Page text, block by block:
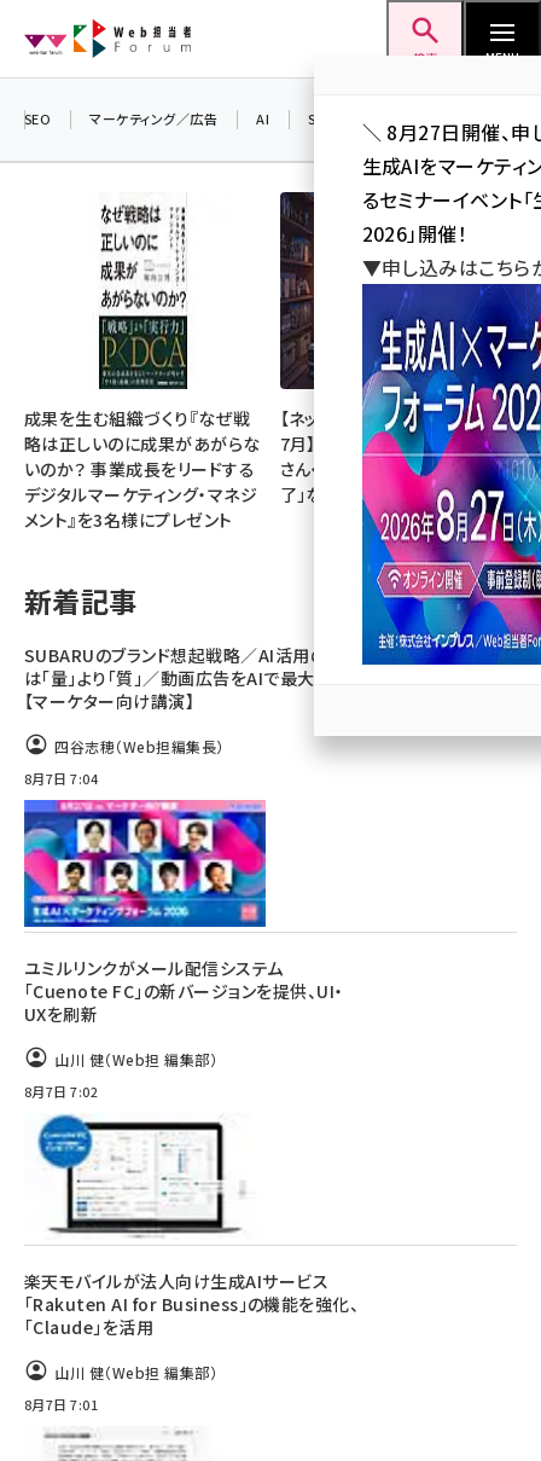
ン
検索 MENU
seo (3538)
ai (2820)
youtube (2444)
note (2322)
セミナー (2315)
z世代 (1629)
llmo (1167)
SEO マーケティング／広告 AI SNS
成果を生む組織づくり『なぜ戦
略は正しいのに成果があがらな
いのか？ 事業成長をリードする
デジタルマーケティング・マネジ
メント』を3名様にプレゼント
【ネットミーム振り返り・2026年
7月】「映画ちいかわ」「佐藤二朗
さん・橋本愛さん」「POPOPO終
了」など
新着記事
SUBARUのブランド想起戦略／AI活用のカギ
は「量」より「質」／動画広告をAIで最大化
【マーケター向け講演】
四谷志穂（Web担編集長）
8月7日 7:04
ユミルリンクがメール配信システム
「Cuenote FC」の新バージョンを提供、UI・
UXを刷新
山川 健（Web担 編集部）
8月7日 7:02
楽天モバイルが法人向け生成AIサービス
「Rakuten AI for Business」の機能を強化、
「Claude」を活用
山川 健（Web担 編集部）
8月7日 7:01
＼ 8月27日開催、申
生成AIをマーケティ
るセミナーイベント
2026」開催！
▼申し込みはこち